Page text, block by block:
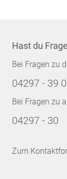
Hast du
Bei Fragen zu
04297 - 39
Bei Fragen zu
04297 - 30
Zum